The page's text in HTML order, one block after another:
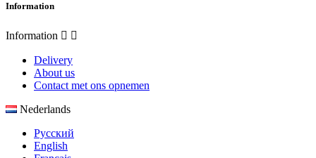
Information
Information  
Delivery
About us
Contact met ons opnemen
Nederlands
Русский
English